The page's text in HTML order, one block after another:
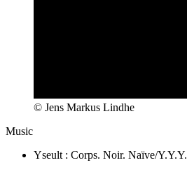
© Jens Markus Lindhe
Music
Yseult : Corps. Noir. Naïve/Y.Y.Y.